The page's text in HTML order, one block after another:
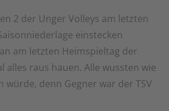
2 der Unger Volleys am letzten
einstecken
am letzten Heimspieltag der
alles raus hauen. Alle wussten wie
würde, denn Gegner war der TSV